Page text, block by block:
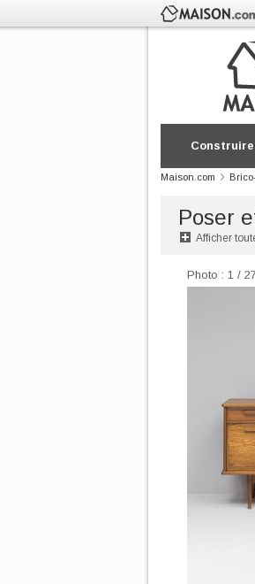
Maison.com
Poser
Afficher
Photo : 1 /